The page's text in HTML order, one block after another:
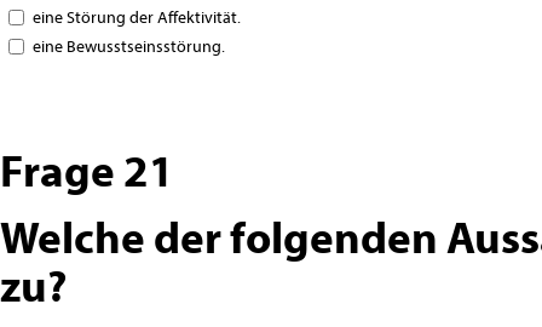
eine Störung der Affektivität.
eine Bewusstseinsstörung.
Frage 21
Welche der folgenden
zu?